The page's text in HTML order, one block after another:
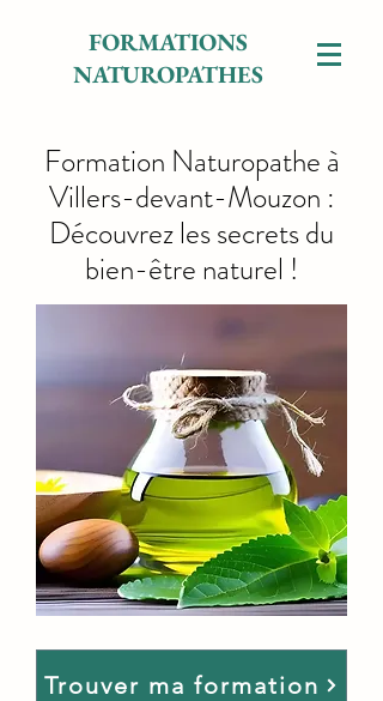
FORMATIONS
NATUROPATHES
Formation Naturopathe à
Villers-devant-Mouzon :
Découvrez les secrets du
bien-être naturel !
Trouver ma formation